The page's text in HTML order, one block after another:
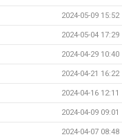
2024-05-09 15:52
2024-05-04 17:29
2024-04-29 10:40
2024-04-21 16:22
2024-04-16 12:11
2024-04-09 09:01
2024-04-07 08:48